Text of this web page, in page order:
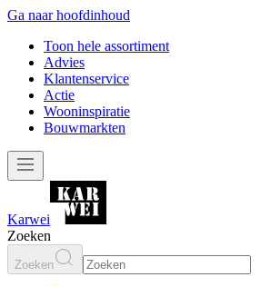
Ga naar hoofdinhoud
Toon hele assortiment
Advies
Klantenservice
Actie
Wooninspiratie
Bouwmarkten
Karwei
Zoeken
Zoeken